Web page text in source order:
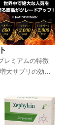
レミアムの特徴
大サプリの効果